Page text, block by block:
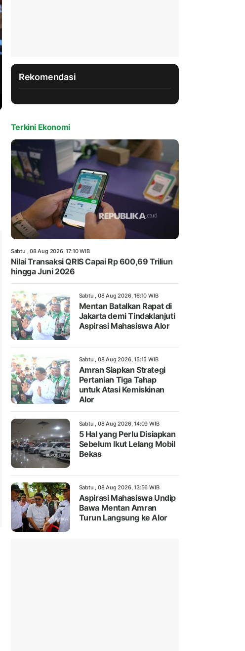
Rekomendasi
Terkini Ekonomi
Sabtu , 08 Aug 2026, 17:10 WIB
Nilai Transaksi QRIS Capai Rp 600,69 Triliun
hingga Juni 2026
Sabtu , 08 Aug 2026, 16:10 WIB
Mentan Batalkan Rapat di
Jakarta demi Tindaklanjuti
Aspirasi Mahasiswa Alor
Sabtu , 08 Aug 2026, 15:15 WIB
Amran Siapkan Strategi
Pertanian Tiga Tahap
untuk Atasi Kemiskinan
Alor
Sabtu , 08 Aug 2026, 14:09 WIB
5 Hal yang Perlu Disiapkan
Sebelum Ikut Lelang Mobil
Bekas
Sabtu , 08 Aug 2026, 13:56 WIB
Aspirasi Mahasiswa Undip
Bawa Mentan Amran
Turun Langsung ke Alor